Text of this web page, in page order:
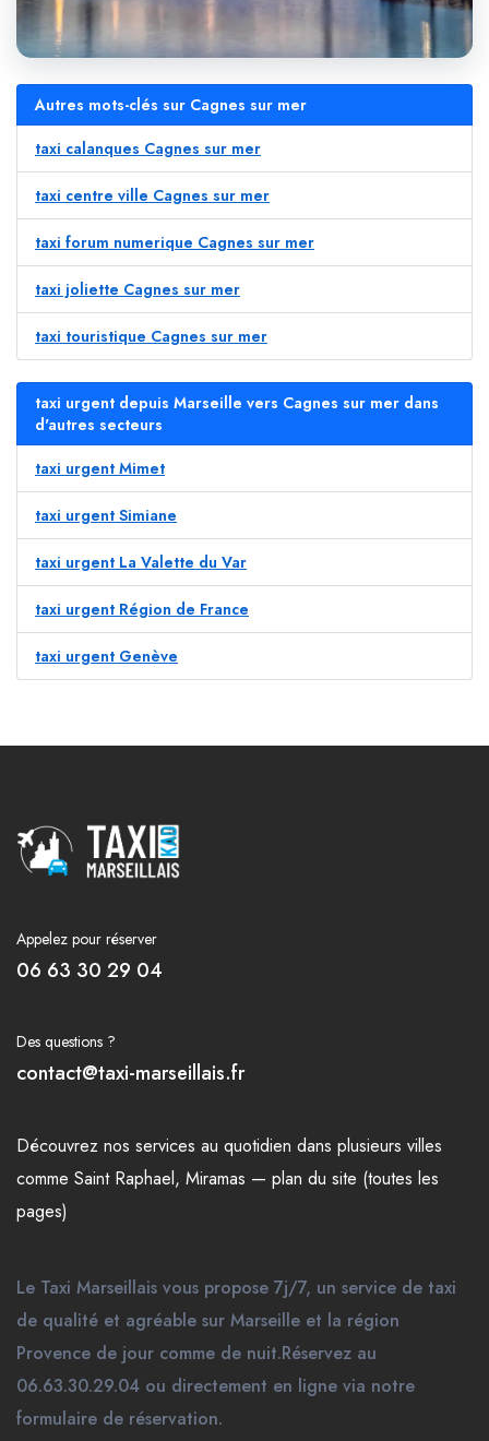
Autres mots-clés sur Cagnes sur mer
taxi calanques Cagnes sur mer
taxi centre ville Cagnes sur mer
taxi forum numerique Cagnes sur mer
taxi joliette Cagnes sur mer
taxi touristique Cagnes sur mer
taxi urgent depuis Marseille vers Cagnes sur mer dans
d'autres secteurs
taxi urgent Mimet
taxi urgent Simiane
taxi urgent La Valette du Var
taxi urgent Région de France
taxi urgent Genève
Appelez pour réserver
06 63 30 29 04
Des questions ?
contact@taxi-marseillais.fr
Découvrez nos services au quotidien dans plusieurs villes
comme Saint Raphael, Miramas — plan du site (toutes les
pages)
Le Taxi Marseillais vous propose 7j/7, un service de taxi
de qualité et agréable sur Marseille et la région
Provence de jour comme de nuit.Réservez au
06.63.30.29.04 ou directement en ligne via notre
formulaire de réservation.